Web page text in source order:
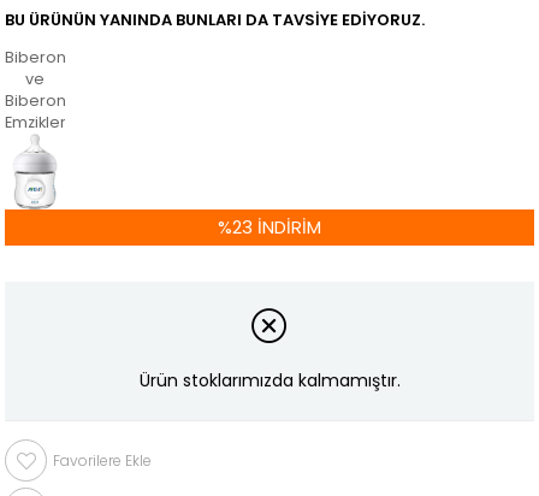
BU ÜRÜNÜN YANINDA BUNLARI DA TAVSIYE EDIYORUZ.
Biberonlar
ve
Biberon
Emzikleri
%23 İNDIRIM
Ürün stoklarımızda kalmamıştır.
Favorilere Ekle